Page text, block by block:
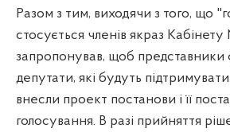
Разом з тим, виходячи з того, що
стосується членів якраз Кабінету
запропонував, щоб представники
депутати, які будуть
внесли проект постанови і її
голосування. В разі прийняття